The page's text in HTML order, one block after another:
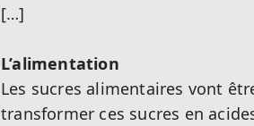
[…]
L’alimentation
Les sucres alimentaires vont
transformer ces sucres en